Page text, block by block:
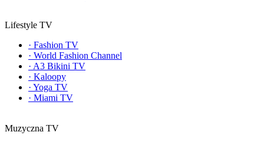
Lifestyle TV
· Fashion TV
· World Fashion Channel
· A3 Bikini TV
· Kaloopy
· Yoga TV
· Miami TV
Muzyczna TV